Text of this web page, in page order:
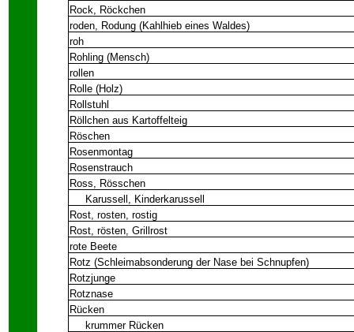
Rock, Röckchen
roden, Rodung (Kahlhieb eines Waldes)
roh
Rohling (Mensch)
rollen
Rolle (Holz)
Rollstuhl
Röllchen aus Kartoffelteig
Röschen
Rosenmontag
Rosenstrauch
Ross, Rösschen
Karussell, Kinderkarussell
Rost, rosten, rostig
Rost, rösten, Grillrost
rote Beete
Rotz (Schleimabsonderung der Nase bei Schnupfen)
Rotzjunge
Rotznase
Rücken
krummer Rücken